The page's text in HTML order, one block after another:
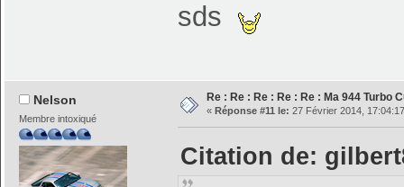
sds
Nelson
Membre intoxiqué
Re : Re : Re : Re : Re : Ma 944 Turbo
« Réponse #11 le: 27 Février 2014,
Citation de: